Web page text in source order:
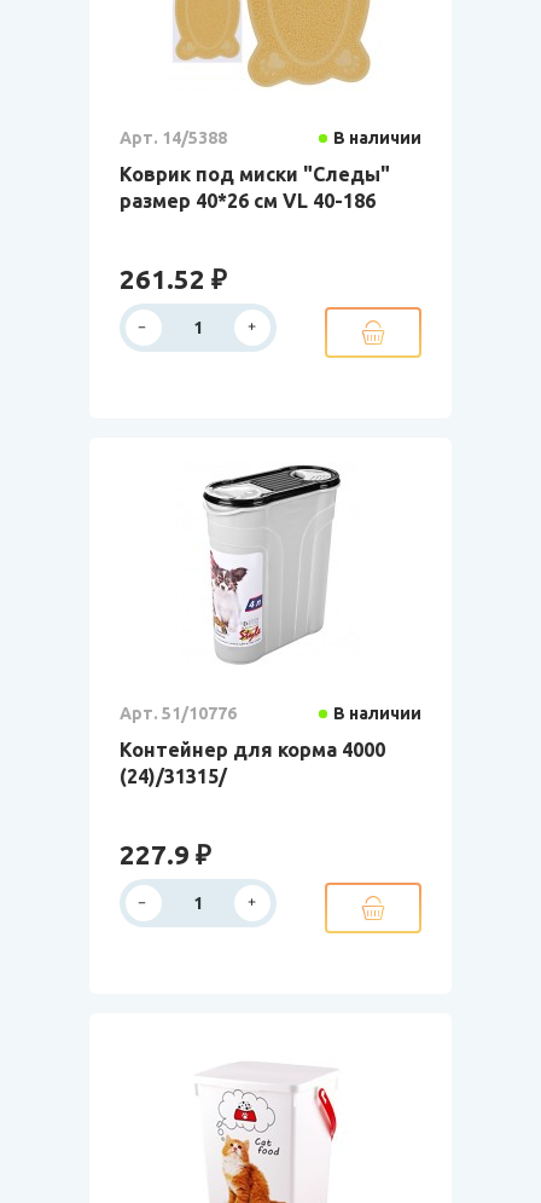
Арт. 14/5388 В наличии
Коврик под миски "Следы"
размер 40*26 см VL 40-186
261.52 ₽
Арт. 51/10776 В наличии
Контейнер для корма 4000
(24)/31315/
227.9 ₽